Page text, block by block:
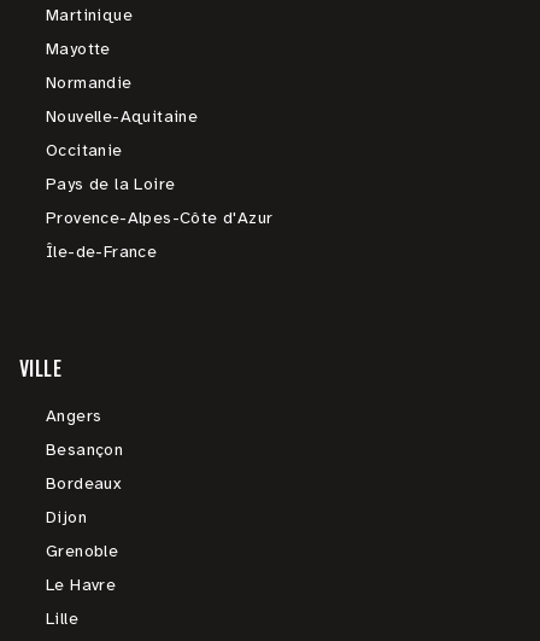
Martinique
Mayotte
Normandie
Nouvelle-Aquitaine
Occitanie
Pays de la Loire
Provence-Alpes-Côte d'Azur
Île-de-France
VILLE
Angers
Besançon
Bordeaux
Dijon
Grenoble
Le Havre
Lille